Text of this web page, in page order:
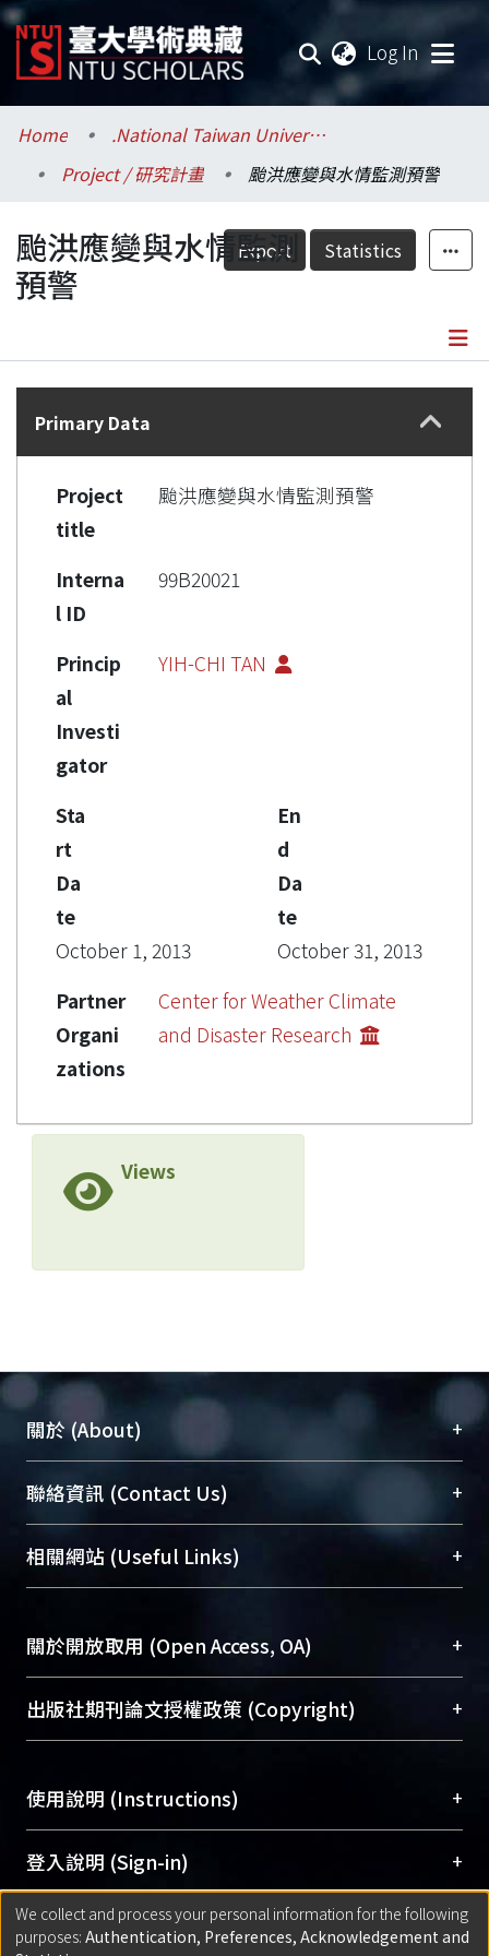
Log In
Communities & Collections
Research Outputs
Fundings & Projects
Researchers
Statistics
Home
.National Taiwan University / 國立臺灣大學
Project / 研究計畫
颱洪應變與水情監測預警
Export Statistics
颱洪應變與水情監測
預警
Details
Primary Data
Project
title
颱洪應變與水情監測預警
Interna
l ID
99B20021
Princip
al
Investi
gator
YIH-CHI TAN
Sta
rt
Da
te
October 1, 2013
En
d
Da
te
October 31, 2013
Partner
Organi
zations
Center for Weather Climate
and Disaster Research
Views
關於 (About) +
臺大位居世界頂尖大學之列，為永久珍藏及向國際
展現本校豐碩的研究成果及學術能量，圖書館整合
機構典藏（NTUR）與學術庫（AH）不同功能平
台，成為臺大學術典藏NTU scholars。期能整合研
成果。
To permanently archive and promote researcher
profiles and scholarly works, Library integrates the
services of “NTU Repository” with “Academic
聯絡資訊 (Contact Us) +
總館學科館員(Main Library)
醫學圖書館學科館員(Medical Library)
Sciences Library)
相關網站 (Useful Links) +
關於開放取用 (Open Access, OA) +
開放取用是從使用者角度提升資訊取用性的社會運
動，應用在學術研究上是透過將研究著作公開供使
用逐年攀升。同時可加速研究發展、提升研究影響
Archive）平台。 （點選深入了解OA）
出版社期刊論文授權政策 (Copyright) +
含部分內容的版權非匯入者所有，或由第三方贊
助與合作完成，請確認該版權所有者及第三方同
意提供此授權。
Please represent that the submission is your
original work, and that you have the right to
grant the rights to upload.
使用說明 (Instructions) +
網站簡介(Quickstart Guide)
使用手冊(Instruction Manual)
線上預約服務(Booking Service)
登入說明 (Sign-in) +
方案一：臺灣大學計算機中心帳號登入
匯入著作 (Submission) +
We collect and process your personal information for the following
purposes: Authentication, Preferences, Acknowledgement and